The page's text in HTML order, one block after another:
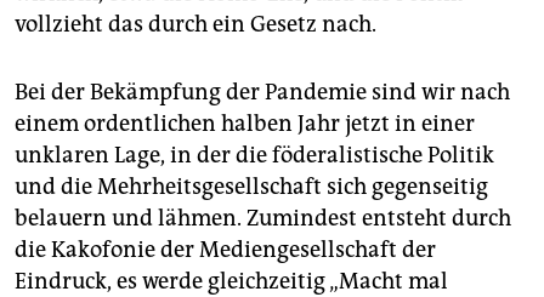
vollzieht das durch ein Gesetz nach.
Bei der Bekämpfung der Pandemie sind wir nach
einem ordentlichen halben Jahr jetzt in einer
unklaren Lage, in der die föderalistische Politik
und die Mehrheitsgesellschaft sich gegenseitig
belauern und lähmen. Zumindest entsteht durch
die Kakofonie der Mediengesellschaft der
Eindruck, es werde gleichzeitig „Macht mal